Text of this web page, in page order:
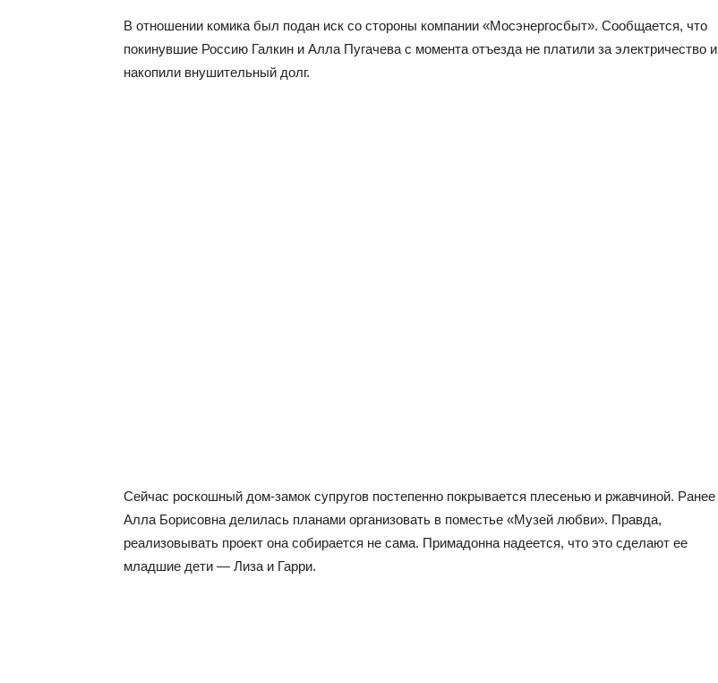
В отношении комика был подан иск со стороны компании «Мосэнергосбыт». Сообщается, что
покинувшие Россию Галкин и Алла Пугачева с момента отъезда не платили за электричество и
накопили внушительный долг.
Сейчас роскошный дом-замок супругов постепенно покрывается плесенью и ржавчиной. Ранее
Алла Борисовна делилась планами организовать в поместье «Музей любви». Правда,
реализовывать проект она собирается не сама. Примадонна надеется, что это сделают ее
младшие дети — Лиза и Гарри.